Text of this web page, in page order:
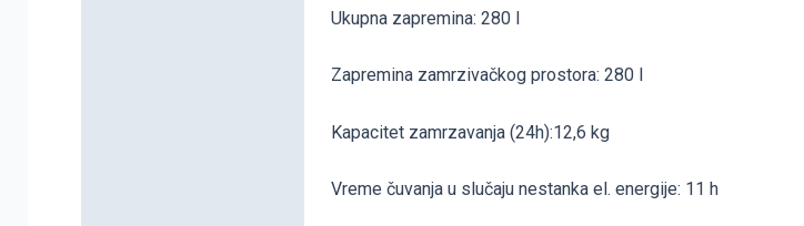
Ukupna zapremina: 280 l
Zapremina zamrzivačkog prostora: 280 l
Kapacitet zamrzavanja (24h):12,6 kg
Vreme čuvanja u slučaju nestanka el. energije: 11 h